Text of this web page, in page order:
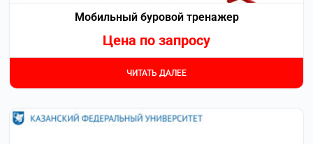
Мобильный буровой тренажер
Цена по запросу
ЧИТАТЬ ДАЛЕЕ